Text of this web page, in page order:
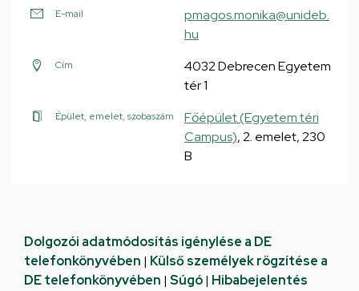
E-mail
pmagos.monika@unideb.
hu
Cím
4032 Debrecen Egyetem
tér 1
Épület, emelet, szobaszám
Főépület (Egyetem téri
Campus), 2. emelet, 230
B
Dolgozói adatmódosítás igénylése a DE
telefonkönyvében | Külső személyek rögzítése a
DE telefonkönyvében | Súgó| Hibabejelentés